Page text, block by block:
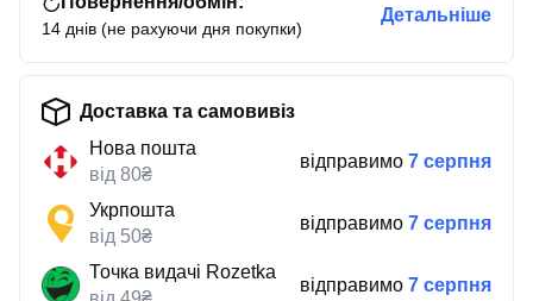
14 днів (не рахуючи дня покупки)
Детальніше
Доставка та самовивіз
Нова пошта
від 80₴
відправимо 7 серпня
Укрпошта
від 50₴
відправимо 7 серпня
Точка видачі Rozetka
відправимо 7 серпня